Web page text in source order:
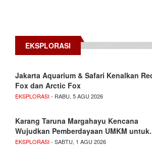
EKSPLORASI
Jakarta Aquarium & Safari Kenalkan
Fox dan Arctic Fox
EKSPLORASI- RABU, 5 AGU 2026
Karang Taruna Margahayu Kencana
Wujudkan Pemberdayaan UMKM
EKSPLORASI- SABTU, 1 AGU 2026